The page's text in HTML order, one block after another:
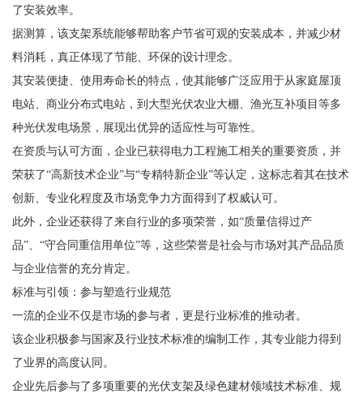
了安装效率。
据测算，该支架系统能够帮助客户节省可观的安装成本，并减少材
料消耗，真正体现了节能、环保的设计理念。
其安装便捷、使用寿命长的特点，使其能够广泛应用于从家庭屋顶
电站、商业分布式电站，到大型光伏农业大棚、渔光互补项目等多
种光伏发电场景，展现出优异的适应性与可靠性。
在资质与认可方面，企业已获得电力工程施工相关的重要资质，并
荣获了“高新技术企业”与“专精特新企业”等认定，这标志着其在技术
创新、专业化程度及市场竞争力方面得到了权威认可。
此外，企业还获得了来自行业的多项荣誉，如“质量信得过产
品”、“守合同重信用单位”等，这些荣誉是社会与市场对其产品品质
与企业信誉的充分肯定。
标准与引领：参与塑造行业规范
一流的企业不仅是市场的参与者，更是行业标准的推动者。
该企业积极参与国家及行业技术标准的编制工作，其专业能力得到
了业界的高度认同。
企业先后参与了多项重要的光伏支架及绿色建材领域技术标准、规